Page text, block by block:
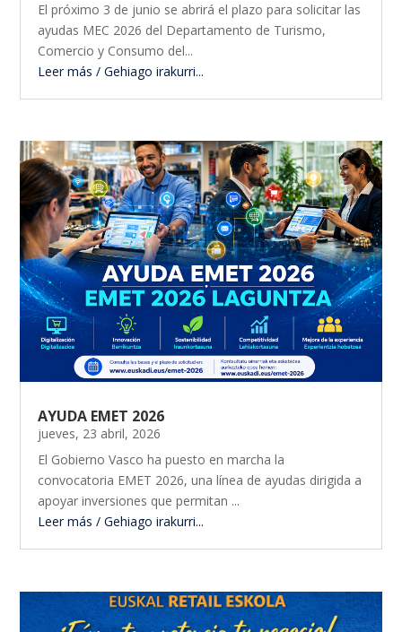
El próximo 3 de junio se abrirá el plazo para solicitar las
ayudas MEC 2026 del Departamento de Turismo,
Comercio y Consumo del...
Leer más / Gehiago irakurri...
AYUDA EMET 2026
jueves, 23 abril, 2026
El Gobierno Vasco ha puesto en marcha la
convocatoria EMET 2026, una línea de ayudas dirigida a
apoyar inversiones que permitan ...
Leer más / Gehiago irakurri...